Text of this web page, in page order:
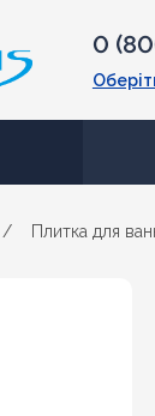
0
/ Плитка для